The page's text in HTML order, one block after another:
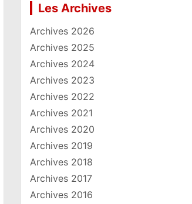
Les Archives
Archives 2026
Archives 2025
Archives 2024
Archives 2023
Archives 2022
Archives 2021
Archives 2020
Archives 2019
Archives 2018
Archives 2017
Archives 2016